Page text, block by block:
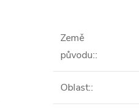
Země
původu::
Oblast::